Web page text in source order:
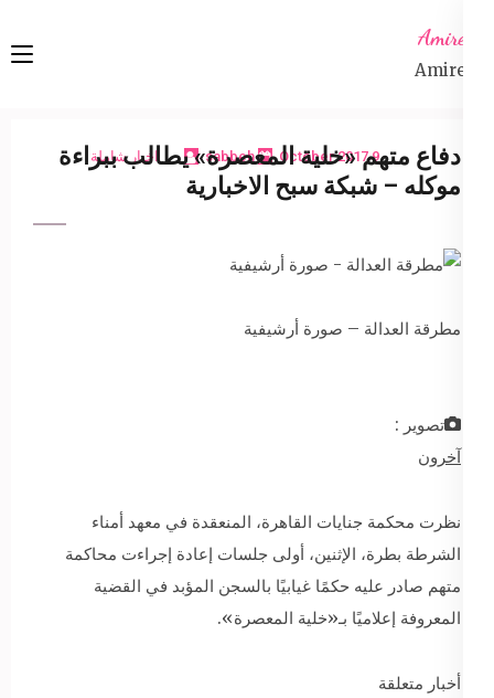
content
Enter)
Amireta
Amireta
9 October 2017
sabbeh اخبار شاملة
دفاع متهم «خلية المعصرة» يطالب ببراءة
موكله – شبكة سبح الاخبارية
مطرقة العدالة – صورة أرشيفية
تصوير :
آخرون
نظرت محكمة جنايات القاهرة، المنعقدة في معهد أمناء
الشرطة بطرة، الإثنين، أولى جلسات إعادة إجراءت محاكمة
متهم صادر عليه حكمًا غيابيًا بالسجن المؤبد في القضية
المعروفة إعلاميًا بـ«خلية المعصرة».
أخبار متعلقة